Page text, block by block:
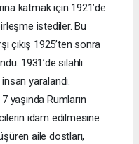
katmak için 1921’de
istediler. Bu
çıkış 1925’ten sonra
1931’de silahlı
yaralandı.
yaşında Rumların
idam edilmesine
aile dostları,